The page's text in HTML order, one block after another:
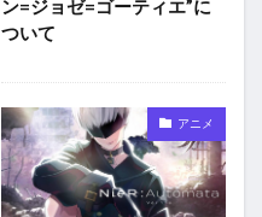
ン=ジョゼ=ゴーティエ”に
ついて
アニメ